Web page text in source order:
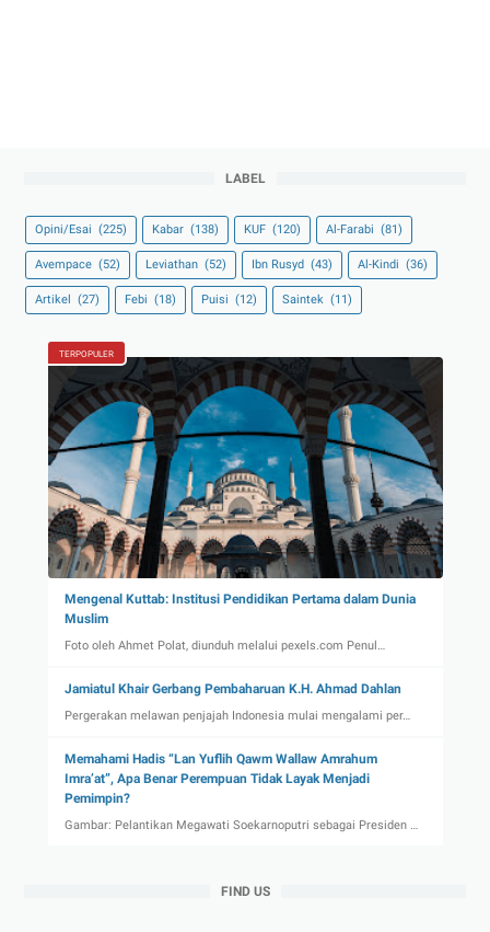
LABEL
Opini/Esai (225) Kabar (138) KUF (120) Al-Farabi (81)
Avempace (52) Leviathan (52) Ibn Rusyd (43) Al-Kindi (36)
Artikel (27) Febi (18) Puisi (12) Saintek (11)
TERPOPULER
Mengenal Kuttab: Institusi Pendidikan Pertama dalam Dunia
Muslim
Foto oleh Ahmet Polat, diunduh melalui pexels.com Penul…
Jamiatul Khair Gerbang Pembaharuan K.H. Ahmad Dahlan
Pergerakan melawan penjajah Indonesia mulai mengalami per…
Memahami Hadis “Lan Yuflih Qawm Wallaw Amrahum
Imra’at”, Apa Benar Perempuan Tidak Layak Menjadi
Pemimpin?
Gambar: Pelantikan Megawati Soekarnoputri sebagai Presiden …
FIND US